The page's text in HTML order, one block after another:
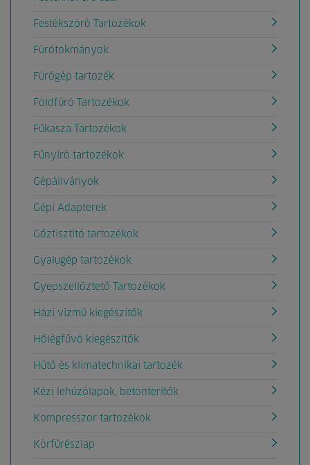
Festékszóró Tartozékok
Fúrótokmányok
Fúrógép tartozék
Földfúró Tartozékok
Fűkasza Tartozékok
Fűnyíró tartozékok
Gépállványok
Gépi Adapterek
Gőztisztító tartozékok
Gyalugép tartozékok
Gyepszellőztető Tartozékok
Házi vízmű kiegészítők
Hőlégfűvó kiegészítők
Hűtő és klímatechnikai tartozék
Kézi lehúzólapok, betonterítők
Kompresszor tartozékok
Körfűrészlap